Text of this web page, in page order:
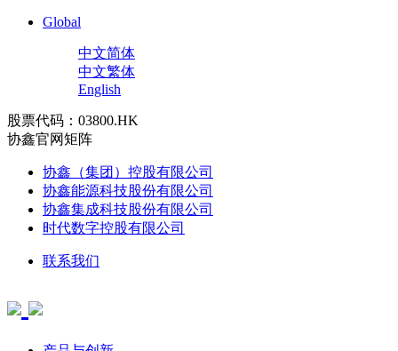
Global
中文简体
中文繁体
English
股票代码：03800.HK
协鑫官网矩阵
协鑫（集团）控股有限公司
协鑫能源科技股份有限公司
协鑫集成科技股份有限公司
时代数字控股有限公司
联系我们